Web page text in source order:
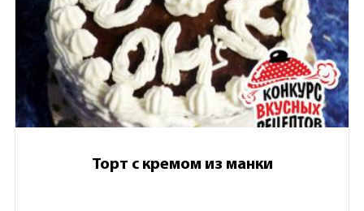
Торт с кремом из манки